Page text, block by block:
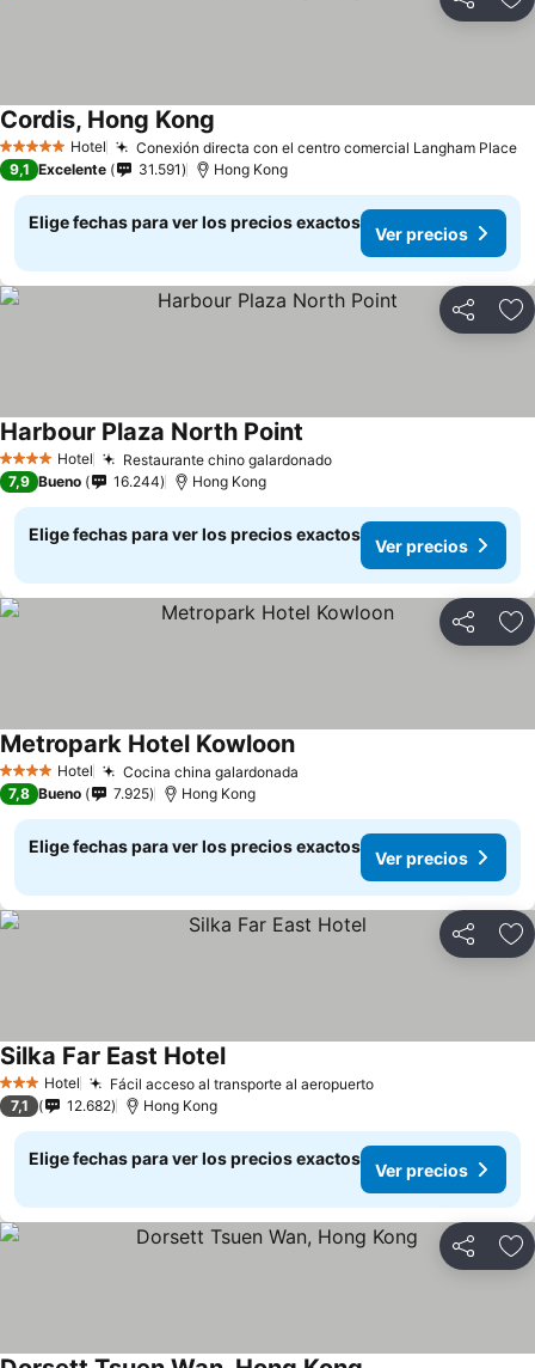
Compartir
5 Estrellas Hotel Conexión directa con el centro comercial Langham Place
Cordis, Hong Kong
9,1 Excelente 31.591 Hong Kong
Elige fechas para ver los precios exactos
Ver precios
Compartir
4 EstrellasHotel Restaurante chino galardonadoVer precios
Harbour Plaza North Point
7,9 Bueno 16.244 Hong Kong
Elige fechas para ver los precios exactos
Ver precios
Compartir
4 EstrellasHotel Cocina china galardonada
Metropark Hotel KowloonVer precios
7,8 Bueno 7.925 Hong Kong
Elige fechas para ver los precios exactos
Ver precios
Compartir
3 Estrellas
Hotel Fácil acceso al transporte al aeropuertoVer precios
Silka Far East HotelVer precios
7,1 12.682 Hong Kong
Elige fechas para ver los precios exactos
Ver precios
Compartir